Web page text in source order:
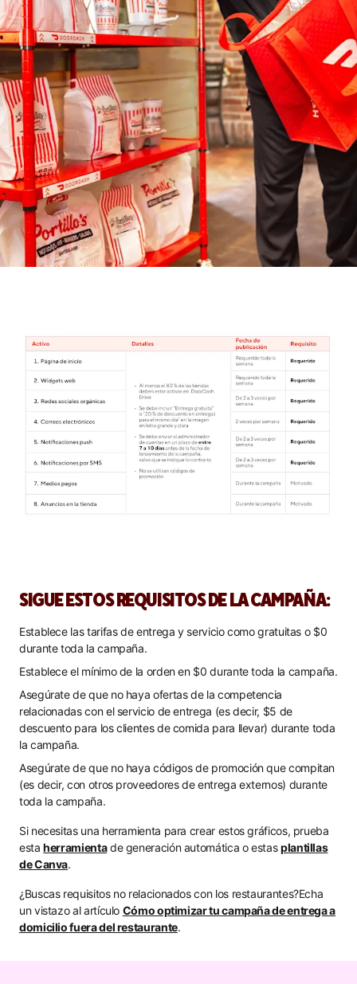
SIGUE ESTOS REQUISITOS DE LA CAMPAÑA:
Establece las tarifas de entrega y servicio como gratuitas o $0
durante toda la campaña.
Establece el mínimo de la orden en $0 durante toda la campaña.
Asegúrate de que no haya ofertas de la competencia
relacionadas con el servicio de entrega (es decir, $5 de
descuento para los clientes de comida para llevar) durante toda
la campaña.
Asegúrate de que no haya códigos de promoción que compitan
(es decir, con otros proveedores de entrega externos) durante
toda la campaña.
Si necesitas una herramienta para crear estos gráficos, prueba
estaherramientade generación automática o estasplantillas
de Canva.
¿Buscas requisitos no relacionados con los restaurantes?Echa
un vistazo al artículo Cómo optimizar tu campaña de entrega a
domicilio fuera del restaurante.